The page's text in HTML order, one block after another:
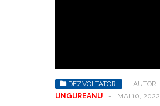
DEZVOLTATORI AUTOR:
UNGUREANU
- MAI 10, 2022